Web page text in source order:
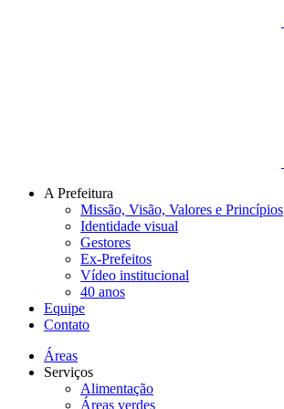
A Prefeitura
Missão, Visão, Valores e Princípios
Identidade visual
Gestores
Ex-Prefeitos
Vídeo institucional
40 anos
Equipe
Contato
Áreas
Serviços
Alimentação
Áreas verdes